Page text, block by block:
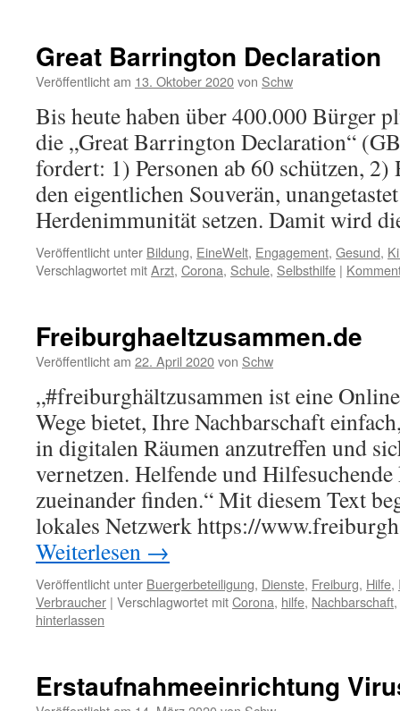
Great Barrington Declaration
Veröffentlicht am 13. Oktober 2020von Schw
Bis heute haben über 400.000 Bürger
die „Great Barrington Declaration“
fordert: 1) Personen ab 60 schützen, 2)
den eigentlichen Souverän,
Herdenimmunität setzen. Damit wird
Veröffentlicht unter Bildung, EineWelt, Engagement, Gesund,
Verschlagwortet mitArzt, Corona, Schule, Selbsthilfe |
Freiburghaeltzusammen.de
Veröffentlicht am 22. April 2020von Schw
„#freiburghältzusammen ist eine
Wege bietet, Ihre Nachbarschaft
in digitalen Räumen anzutreffen und
vernetzen. Helfende und
zueinander finden.“ Mit diesem Text
lokales Netzwerk https://
Weiterlesen →
Veröffentlicht unter Buergerbeteiligung, Dienste, Freiburg, Hilfe,
Verbraucher | Verschlagwortet mitCorona, hilfe, Nachbarschaft,
hinterlassen
Erstaufnahmeeinrichtung